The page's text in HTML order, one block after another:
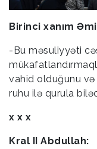
Birinci xanım
-Bu məsuliyyəti
vahid olduğunu və
ruhu ilə qurula
x x x
Kral II Abdullah: